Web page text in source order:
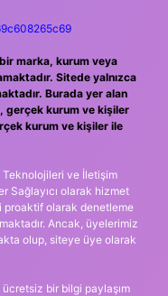
marka, kurum veya
Sitede yalnızca
Burada yer alan
gerçek kurum ve kişiler
kurum ve kişiler ile
Teknolojileri ve İletişim
Sağlayıcı olarak hizmet
proaktif olarak denetleme
Ancak, üyelerimiz
olup, siteye üye olarak
bir bilgi paylaşım